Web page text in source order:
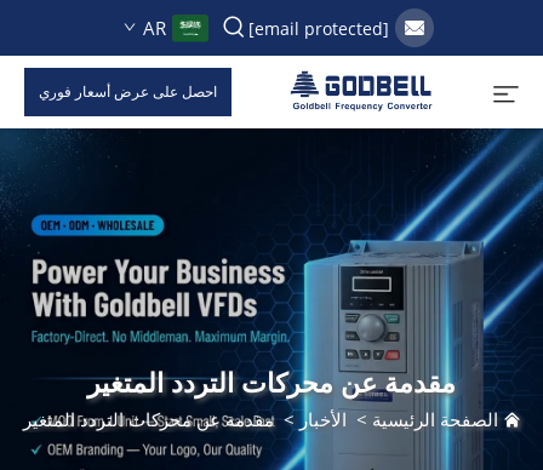
[email protected]
AR
احصل على عرض أسعار فوري
مقدمة عن محركات التردد المتغير
الصفحة الرئيسية > الأخبار>مقدمة عن محركات التردد المتغير